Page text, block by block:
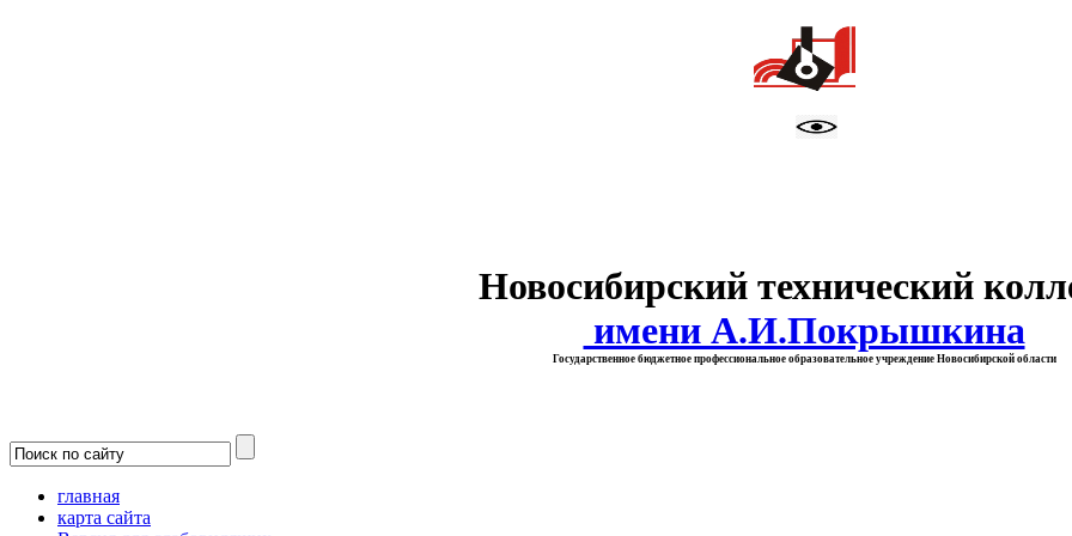
Новосибирский технический
имени А.И.Покрышкина
Государственное бюджетное профессиональное образовательное учреждение Новосибирской области
главная
карта сайта